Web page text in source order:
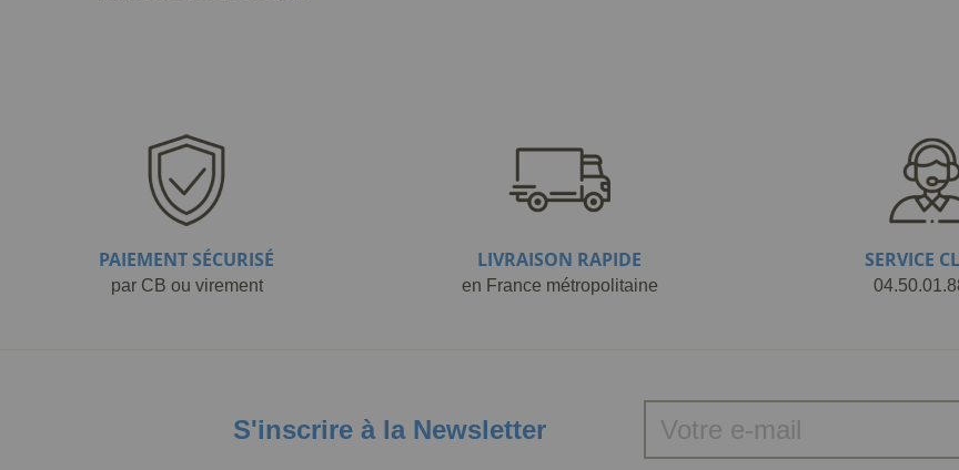
PAIEMENT SÉCURISÉ
par CB ou virement
LIVRAISON RAPIDE
en France métropolitaine
SERVICE
S'inscrire à la Newsletter